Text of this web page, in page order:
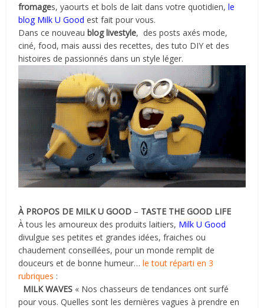
fromages, yaourts et bols de lait dans votre quotidien,le
blog Milk U Good est fait pour vous.
Dans ce nouveaublog livestyle, des posts axés mode,
ciné, food, mais aussi des recettes, des tuto DIY et des
histoires de passionnés dans un style léger.
À PROPOS DE MILK U GOOD – TASTE THE GOOD LIFE
À tous les amoureux des produits laitiers, Milk U Good
divulgue ses petites et grandes idées, fraiches ou
chaudement conseillées, pour un monde remplit de
douceurs et de bonne humeur…le tout réparti en 3
rubriques :
MILK WAVES « Nos chasseurs de tendances ont surfé
pour vous. Quelles sont les dernières vagues à prendre en